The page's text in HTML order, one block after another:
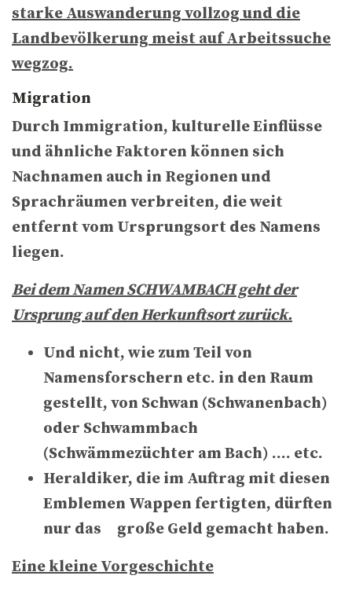
starke Auswanderung vollzog und die
Landbevölkerung meist auf Arbeitssuche
wegzog.
Migration
Durch Immigration, kulturelle Einflüsse
und ähnliche Faktoren können sich
Nachnamen auch in Regionen und
Sprachräumen verbreiten, die weit
entfernt vom Ursprungsort des Namens
liegen.
Bei dem Namen SCHWAMBACH geht der
Ursprung auf den Herkunftsort zurück.
Und nicht, wie zum Teil von
Namensforschern etc. in den Raum
gestellt, von Schwan (Schwanenbach)
oder Schwammbach
(Schwämmezüchter am Bach) …. etc.
Heraldiker, die im Auftrag mit diesen
Emblemen Wappen fertigten, dürften
nur das große Geld gemacht haben.
Eine kleine Vorgeschichte